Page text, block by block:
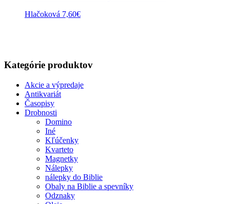
Hlačoková 7,60€
Kategórie produktov
Akcie a výpredaje
Antikvariát
Časopisy
Drobnosti
Domino
Iné
Kľúčenky
Kvarteto
Magnetky
Nálepky
nálepky do Biblie
Obaly na Biblie a spevníky
Odznaky